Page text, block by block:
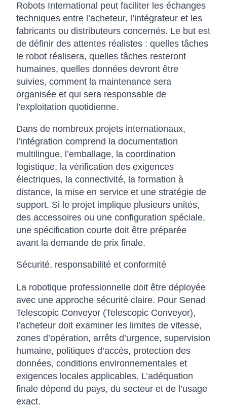
Robots International peut faciliter les échanges
techniques entre l’acheteur, l’intégrateur et les
fabricants ou distributeurs concernés. Le but est
de définir des attentes réalistes : quelles tâches
le robot réalisera, quelles tâches resteront
humaines, quelles données devront être
suivies, comment la maintenance sera
organisée et qui sera responsable de
l’exploitation quotidienne.
Dans de nombreux projets internationaux,
l’intégration comprend la documentation
multilingue, l’emballage, la coordination
logistique, la vérification des exigences
électriques, la connectivité, la formation à
distance, la mise en service et une stratégie de
support. Si le projet implique plusieurs unités,
des accessoires ou une configuration spéciale,
une spécification courte doit être préparée
avant la demande de prix finale.
Sécurité, responsabilité et conformité
La robotique professionnelle doit être déployée
avec une approche sécurité claire. Pour Senad
Telescopic Conveyor (Telescopic Conveyor),
l’acheteur doit examiner les limites de vitesse,
zones d’opération, arrêts d’urgence, supervision
humaine, politiques d’accès, protection des
données, conditions environnementales et
exigences locales applicables. L’adéquation
finale dépend du pays, du secteur et de l’usage
exact.